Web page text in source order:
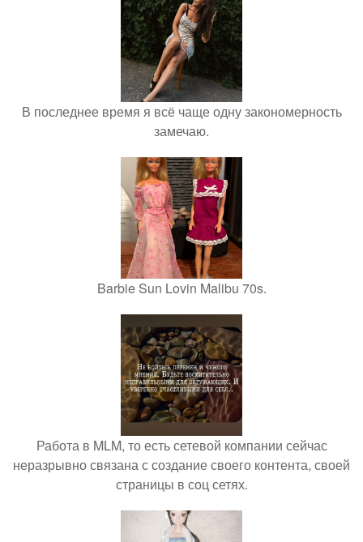
В последнее время я всё чаще одну закономерность
замечаю.
Barbie Sun Lovin Malibu 70s.
Работа в MLM, то есть сетевой компании сейчас
неразрывно связана с создание своего контента, своей
страницы в соц сетях.